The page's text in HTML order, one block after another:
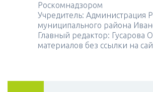
Роскомнадзором
Учредитель: Администрация
муниципального района
Главный редактор: Гусарова
материалов без ссылки на